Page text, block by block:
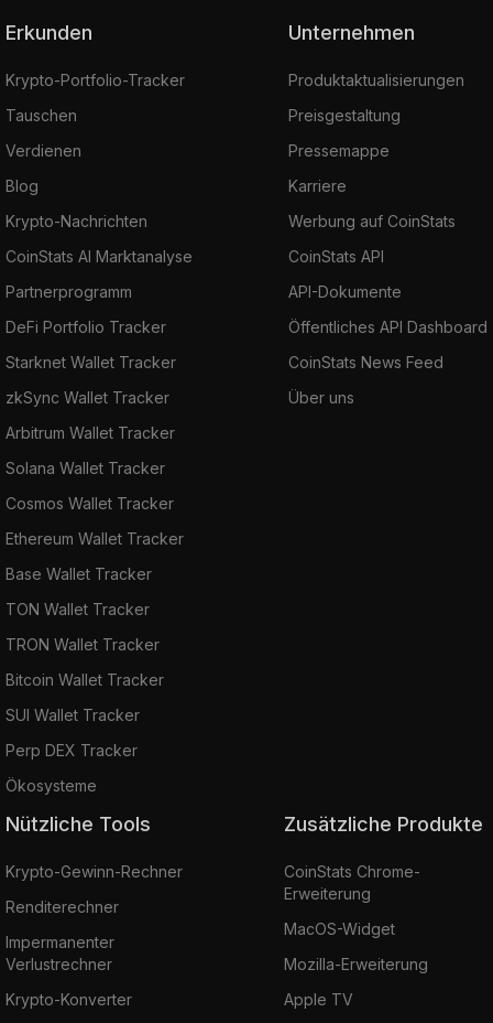
Erkunden
Krypto-Portfolio-Tracker
Tauschen
Verdienen
Blog
Krypto-Nachrichten
CoinStats AI Marktanalyse
Partnerprogramm
DeFi Portfolio Tracker
Starknet Wallet Tracker
zkSync Wallet Tracker
Arbitrum Wallet Tracker
Solana Wallet Tracker
Cosmos Wallet Tracker
Ethereum Wallet Tracker
Base Wallet Tracker
TON Wallet Tracker
TRON Wallet Tracker
Bitcoin Wallet Tracker
SUI Wallet Tracker
Perp DEX Tracker
Ökosysteme
Unternehmen
Produktaktualisierungen
Preisgestaltung
Pressemappe
Karriere
Werbung auf CoinStats
CoinStats API
API-Dokumente
Öffentliches API Dashboard
CoinStats News Feed
Über uns
Nützliche Tools
Krypto-Gewinn-Rechner
Renditerechner
Impermanenter
Verlustrechner
Krypto-Konverter
Zusätzliche Produkte
CoinStats Chrome-
Erweiterung
MacOS-Widget
Mozilla-Erweiterung
Apple TV